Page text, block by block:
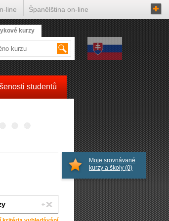
studentů
Moje srovnávané
kurzy a školy (0)
kurzy
line Španělština on-line